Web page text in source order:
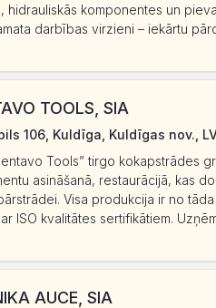
hidrauliskās komponentes un
darbības virzieni – iekārtu
TOOLS, SIA
106, Kuldīga, Kuldīgas nov.,
Tools” tirgo kokapstrādes
asināšanā, restaurācijā, kas
Visa produkcija ir no
ISO kvalitātes sertifikātiem.
AUCE, SIA